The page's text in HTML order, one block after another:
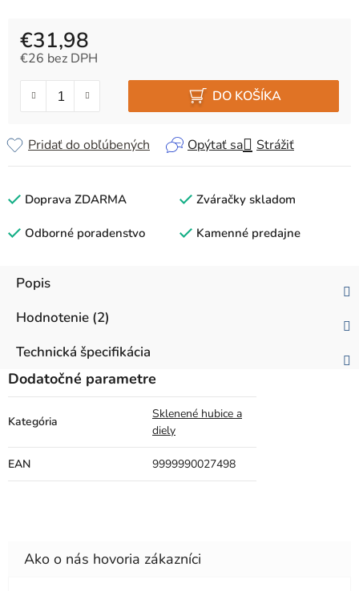
€31,98
€26 bez DPH
DO KOŠÍKA
Opýtať sa Strážiť
Pridať do obľúbených
Doprava ZDARMA Zváračky skladom
Odborné poradenstvo Kamenné predajne
Popis
Hodnotenie (2)
Technická špecifikácia
Dodatočné parametre
Kategória
Sklenené hubice a
diely
EAN 9999990027498